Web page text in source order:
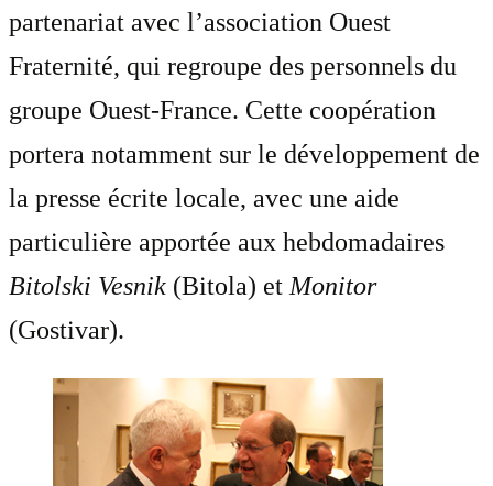
partenariat avec l’association Ouest
Fraternité, qui regroupe des personnels du
groupe Ouest-France. Cette coopération
portera notamment sur le développement de
la presse écrite locale, avec une aide
particulière apportée aux hebdomadaires
Bitolski Vesnik (Bitola) etMonitor
(Gostivar).